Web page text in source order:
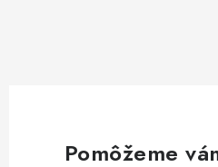
Pomôžeme